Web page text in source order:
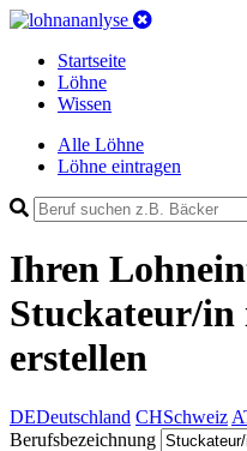
Startseite
Löhne
Wissen
Alle Löhne
Löhne eintragen
Ihren
Stuckateur/in
erstellen
DEDeutschland CHSchweiz
Berufsbezeichnung